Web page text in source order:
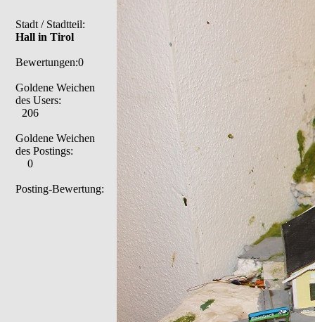
Stadt / Stadtteil:
Hall in Tirol
Bewertungen:0
Goldene Weichen
des Users:
206
Goldene Weichen
des Postings:
0
Posting-Bewertung: